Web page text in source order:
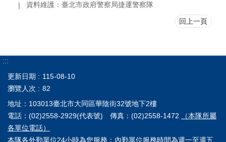
資料維護：臺北市政府警察局捷運警察隊
回上一頁
:::
更新日期
115-08-10
瀏覽人次
82
地址：103013臺北市大同區華陰街32號地下2樓
電話：(02)2558-2929(代表號) 傳真：(02)2558-1472
（本隊所屬
各單位電話）
本隊各外勤單位24小時為您服務；內勤單位服務時間為週一至週五